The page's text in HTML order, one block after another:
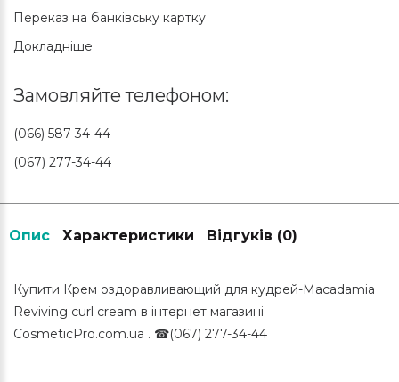
Переказ на банківську картку
Докладніше
Замовляйте телефоном:
(066) 587-34-44
(067) 277-34-44
Опис Характеристики Відгуків (0)
Купити Крем оздоравливающий для кудрей-Macadamia
Reviving curl cream в інтернет магазині
CosmeticPro.com.ua . ☎(067) 277-34-44